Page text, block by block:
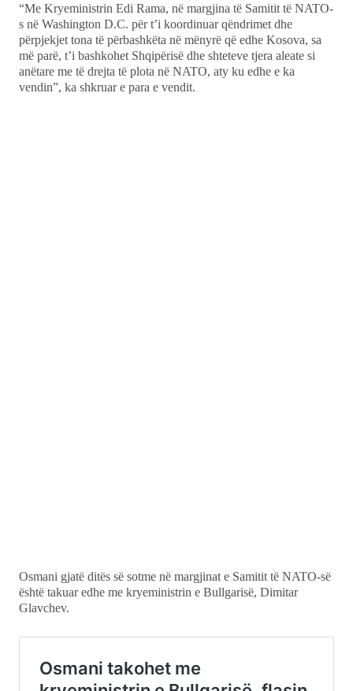
“Me Kryeministrin Edi Rama, në margjina të Samitit të NATO-
s në Washington D.C. për t’i koordinuar qëndrimet dhe
përpjekjet tona të përbashkëta në mënyrë që edhe Kosova, sa
më parë, t’i bashkohet Shqipërisë dhe shteteve tjera aleate si
anëtare me të drejta të plota në NATO, aty ku edhe e ka
vendin”, ka shkruar e para e vendit.
Osmani gjatë ditës së sotme në margjinat e Samitit të NATO-së
është takuar edhe me kryeministrin e Bullgarisë, Dimitar
Glavchev.